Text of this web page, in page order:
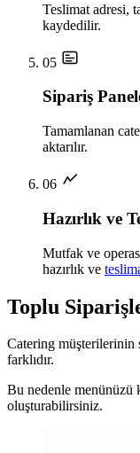
Teslimat adresi,
kaydedilir.
05
Sipariş
Tamamlanan
aktarılır.
06
Hazırlık ve
Mutfak ve
hazırlık ve
Toplu
Catering müşterilerinin
farklıdır.
Bu nedenle menünüzü
oluşturabilirsiniz.